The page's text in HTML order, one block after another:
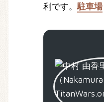
利です。 駐車場